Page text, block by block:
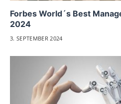
Forbes World´s Best
2024
3. SEPTEMBER 2024